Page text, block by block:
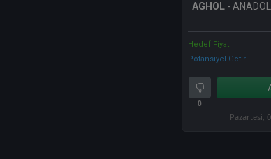
AGHOL-
Hedef Fiyat
Potansiyel Getiri
0
Pazartesi,